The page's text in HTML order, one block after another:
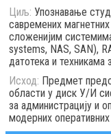
Циљ: Упознавање
савремених
сложенијим
systems, NAS, SAN),
датотека и техникама
Исход: Предмет
области у диск У/И
за администрацију и
модерних